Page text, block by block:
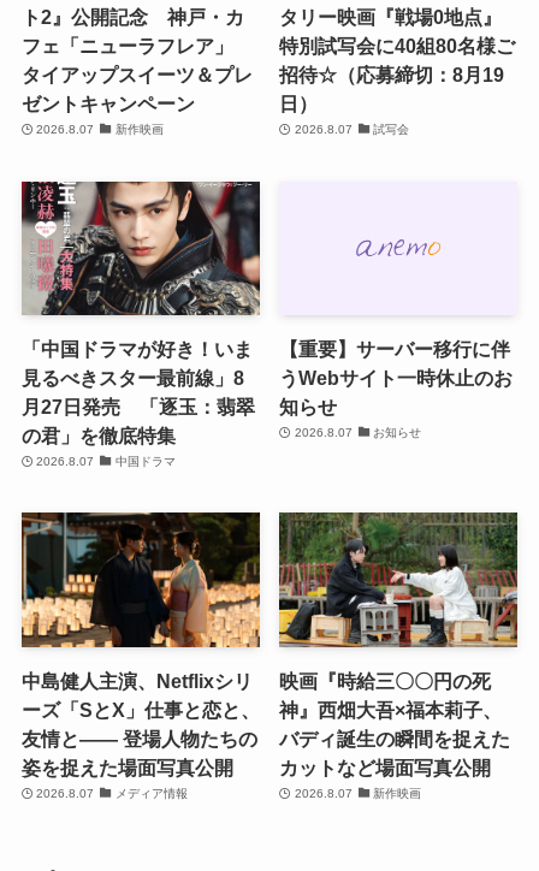
ト2』公開記念 神戸・カ
フェ「ニューラフレア」
タイアップスイーツ＆プレ
ゼントキャンペーン
2026.8.07 新作映画
タリー映画『戦場0地点』
特別試写会に40組80名様ご
招待☆（応募締切：8月19
日）
2026.8.07 試写会
「中国ドラマが好き！いま
見るべきスター最前線」8
月27日発売 「逐玉：翡翠
の君」を徹底特集
2026.8.07 中国ドラマ
【重要】サーバー移行に伴
うWebサイト一時休止のお
知らせ
2026.8.07 お知らせ
中島健人主演、Netflixシリ
ーズ「SとX」仕事と恋と、
友情と―― 登場人物たちの
姿を捉えた場面写真公開
2026.8.07 メディア情報
映画『時給三〇〇円の死
神』西畑大吾×福本莉子、
バディ誕生の瞬間を捉えた
カットなど場面写真公開
2026.8.07 新作映画